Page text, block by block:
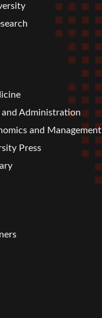
and Administration
and Management
Press